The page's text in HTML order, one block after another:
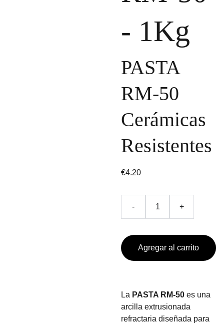
- 1Kg
PASTA
RM-50
Cerámicas
Resistentes
€4.20
- +
Agregar al carrito
La PASTA RM-50 es una
arcilla extrusionada
refractaria diseñada para